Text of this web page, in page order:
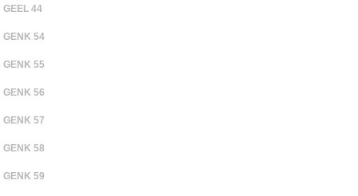
GEEL 44
GENK 54
GENK 55
GENK 56
GENK 57
GENK 58
GENK 59